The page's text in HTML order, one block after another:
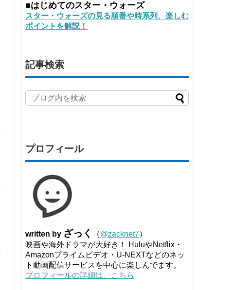
■はじめてのスター・ウォーズ
スター・ウォーズの見る順番や時系列、楽しむ
ポイントを解説！
記事検索
プロフィール
written by ざっく （@zacknet7）
映画や海外ドラマが大好き！ HuluやNetflix・
Amazonプライムビデオ・U-NEXTなどのネッ
ト動画配信サービスを中心に楽しんでます。
プロフィールの詳細は、こちら